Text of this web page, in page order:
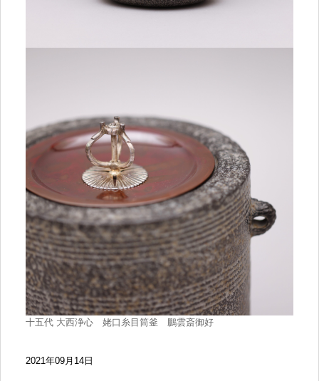
十五代 大西浄心 姥口糸目筒釜 鵬雲斎御好
2021年09月14日